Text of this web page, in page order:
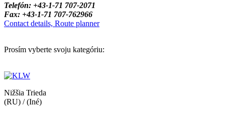
Telefón: +43-1-71 707-2071
Fax: +43-1-71 707-762966
Contact details, Route planner
Prosím vyberte svoju kategóriu:
Nižšia Trieda
(RU) / (Iné)